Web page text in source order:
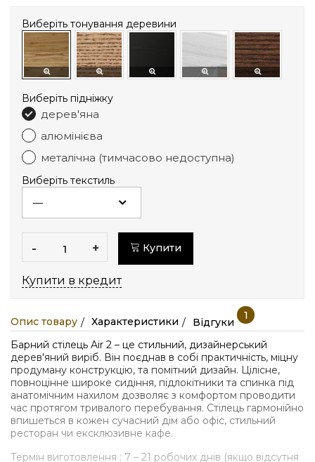
Виберіть тонування деревини
Виберіть підніжку
дерев'яна
алюмінієва
металічна (тимчасово недоступна)
Виберіть текстиль
- + Купити
Купити в кредит
Опис товару Характеристики Відгуки
1
Барний стілець Air 2 – це стильний, дизайнерський
дерев'яний виріб. Він поєднав в собі практичність, міцну
продуману конструкцію, та помітний дизайн. Цілісне,
повноцінне широке сидіння, підлокітники та спинка під
анатомічним нахилом дозволяє з комфортом проводити
час протягом тривалого перебування. Стілець гармонійно
впишеться в кожен сучасний дім або офіс, стильний
ресторан чи ексклюзивне кафе.
Термін виготовлення : 7 – 21 робочих днів (якщо відсутня